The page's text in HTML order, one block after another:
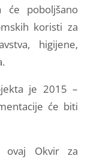
će poboljšano
koristi za
higijene,
je 2015 –
će biti
ovaj Okvir za